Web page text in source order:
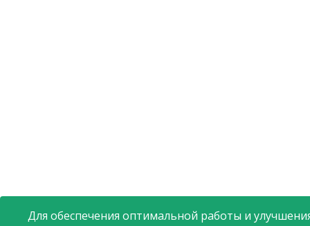
Для обеспечения оптимальной работы и